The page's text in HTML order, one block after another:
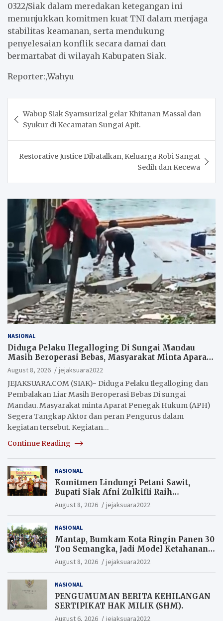
0322/Siak dalam meredakan ketegangan ini
menunjukkan komitmen kuat TNI dalam menjaga
stabilitas keamanan, serta mendukung
penyelesaian konflik secara damai dan
bermartabat di wilayah Kabupaten Siak.
Reporter:,Wahyu
navigation
Wabup Siak Syamsurizal gelar Khitanan Massal dan
Syukur di Kecamatan Sungai Apit.
Restorative Justice Dibatalkan, Keluarga Robi Sangat
Sedih dan Kecewa
NASIONAL
Diduga Pelaku Ilegalloging Di Sungai Mandau
Masih Beroperasi Bebas, Masyarakat Minta Aparat
Penegak Hukum Segera Tangkap Aktor Dan
Pengurus.
August 8, 2026
jejaksuara2022
JEJAKSUARA.COM (SIAK)- Diduga Pelaku Ilegalloging dan
Pembalakan Liar Masih Beroperasi Bebas Di sungai
Mandau. Masyarakat minta Aparat Penegak Hukum (APH)
Segera Tangkap Aktor dan peran Pengurus dalam
kegiatan tersebut. Kegiatan…
Continue Reading
NASIONAL
Komitmen Lindungi Petani Sawit,
Bupati Siak Afni Zulkifli Raih
Penghargaan SIEXPO 2026
August 8, 2026 jejaksuara2022
NASIONAL
Mantap, Bumkam Kota Ringin Panen 30
Ton Semangka, Jadi Model Ketahanan
Pangan Siak.
August 8, 2026 jejaksuara2022
NASIONAL
PENGUMUMAN BERITA KEHILANGAN
SERTIPIKAT HAK MILIK (SHM).
August 6, 2026 jejaksuara2022